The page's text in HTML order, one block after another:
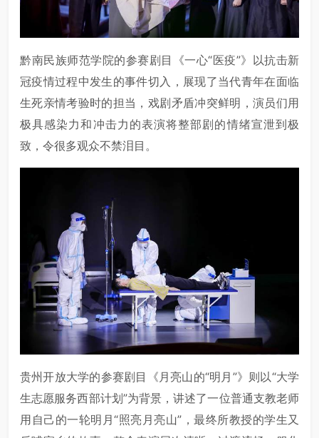
黔南民族师范学院的参赛剧目《一心“医疫”》以抗击新
冠疫情过程中发生的事件切入，展现了当代青年在面临
生死亲情考验时的担当，戏剧矛盾冲突鲜明，演员们用
极具感染力和冲击力的表演将整部剧的情绪宣泄到极
致，令很多观众不禁泪目。
贵州开放大学的参赛剧目《月亮山的“明月”》则以“大学
生志愿服务西部计划”为背景，讲述了一位普通支教老师
用自己的一轮明月“照亮月亮山”，最终所教授的学生又